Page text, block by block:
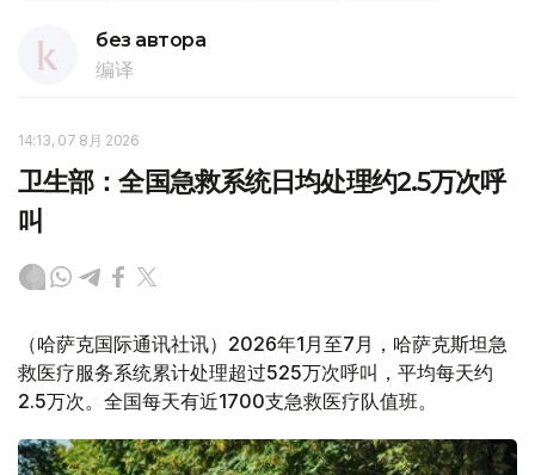
без автора
编译
14:13, 07 8月 2026
卫生部：全国急救系统日均处理约2.5万次呼
叫
（哈萨克国际通讯社讯）2026年1月至7月，哈萨克斯坦急
救医疗服务系统累计处理超过525万次呼叫，平均每天约
2.5万次。全国每天有近1700支急救医疗队值班。